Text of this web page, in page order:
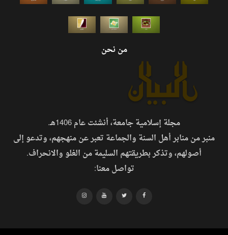
من نحن
مجلة إسلامية جامعة، أنشئت عام 1406هـ.
منبر من منابر أهل السنة والجماعة تعبر عن منهجهم، وتدعو إلى
أصولهم، وتذكر بطريقتهم السليمة من الغلو والانحراف.
تواصل معنا: